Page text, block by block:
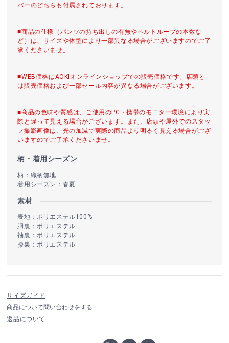
バーのどちらも付属されております。
■商品の仕様（パンツの持ち出しの有無やベルトループの本数な
ど）は、サイズや体型により一部異なる場合がございますのでご了
承くださいませ。
■WEB価格はAOKIオンラインショップでの販売価格です。店頭と
は販売価格および一部セール内容が異なる場合がございます。
■商品の色味や質感は、ご使用のPC・携帯のモニター環境により実
際と違って見える場合がございます。また、店頭や屋外でのスタッ
フ撮影画像は、光の加減で実際の商品より明るく見える場合がござ
いますのでご了承くださいませ。
柄・着用シーズン
柄：織柄無地
着用シーズン：春夏
素材
表地：ポリエステル100%
胴裏：ポリエステル
袖裏：ポリエステル
膝裏：ポリエステル
サイズガイド
商品について問い合わせをする
返品について